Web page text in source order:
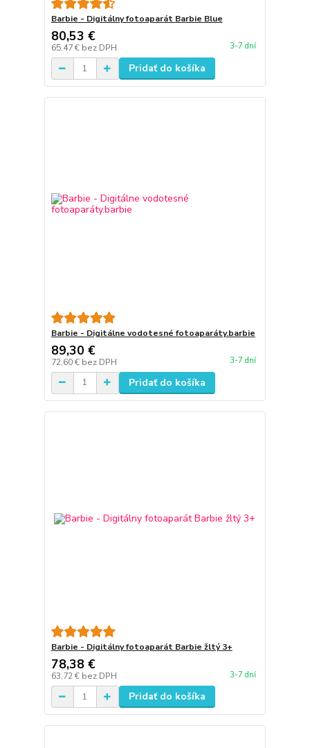
Barbie - Digitálny fotoaparát Barbie Blue
80,53 €
65,47 € bez DPH 3-7 dní
Pridať do košíka
Barbie - Digitálne vodotesné fotoaparáty.barbie
89,30 €
72,60 € bez DPH 3-7 dní
Pridať do košíka
Barbie - Digitálny fotoaparát Barbie žltý 3+
78,38 €
63,72 € bez DPH 3-7 dní
Pridať do košíka